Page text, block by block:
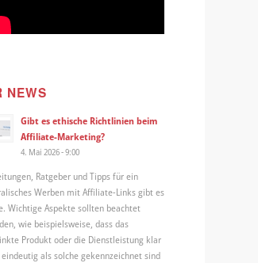
NEWS
Gibt es ethische Richtlinien beim
Affiliate-Marketing?
4. Mai 2026 - 9:00
Ratgeber und Tipps für ein
Werben mit Affiliate-Links gibt es
Wichtige Aspekte sollten beachtet
wie beispielsweise, dass das
Produkt oder die Dienstleistung klar
eindeutig als solche gekennzeichnet sind